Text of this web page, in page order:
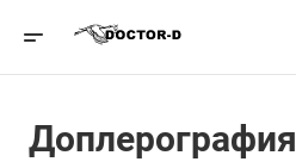
Доплерография